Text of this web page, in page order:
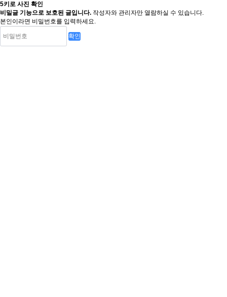
5키로 사진 확인
비밀글 기능으로 보호된 글입니다. 작성자와 관리자만 열람하실 수 있습니다.
본인이라면 비밀번호를 입력하세요.